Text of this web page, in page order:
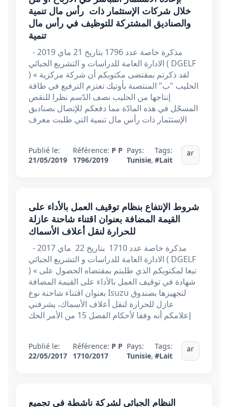
خلال شركات الإستثمار ذات رأس مال تنمية
والصناديق المشتركة للتوظيف في رأس مال
تنمية
الادارة العامة للدراسات و التشريع الجبائي ( DGELF
) « لقد ذكرتم بمقتضى مكتوبكم أن شركة مركزية
الحليب "ب" المنتصبة بأوتيك تعتزم الترفيع في طاقة
إنتاجها من الحليب نصف الدّسم نظرا للنقص
المسجّل في هذه المادّة مما دفعكم للإتصال بصناديق
الإستثمار ذات رأس مال تنمية التي طلبت معرف
Publié le:
21/05/2019
Référence: P P
1796/2019
Pays:
Tunisie,
Tags:
#Lait
ar
شروط الإنتفاع بنظام توقيف العمل بالأداء على
القيمة المضافة بعنوان اقتناء شاحنة عازلة
للحرارة لنقل أعلاف الأسماك
الادارة العامة للدراسات و التشريع الجبائي ( DGELF
) « تبعا لمكتوبكم الذي طلبتم بمقتضاه الحصول على
شهادة في توقيف العمل بالأداء على القيمة المضافة
بعنوان اقتناء شاحنة نوع Isuzu لتجهيزها بصندوق
عازل للحرارة لنقل أعلاف الأسماك، يشرفني
إعلامكم أنه وفقا لأحكام الفصل 15 من الأمر الحك
Publié le:
22/05/2017
Référence: P P
1710/2017
Pays:
Tunisie,
Tags:
#Lait
ar
النظام الجبائي لشركة ناشطة في تجميع